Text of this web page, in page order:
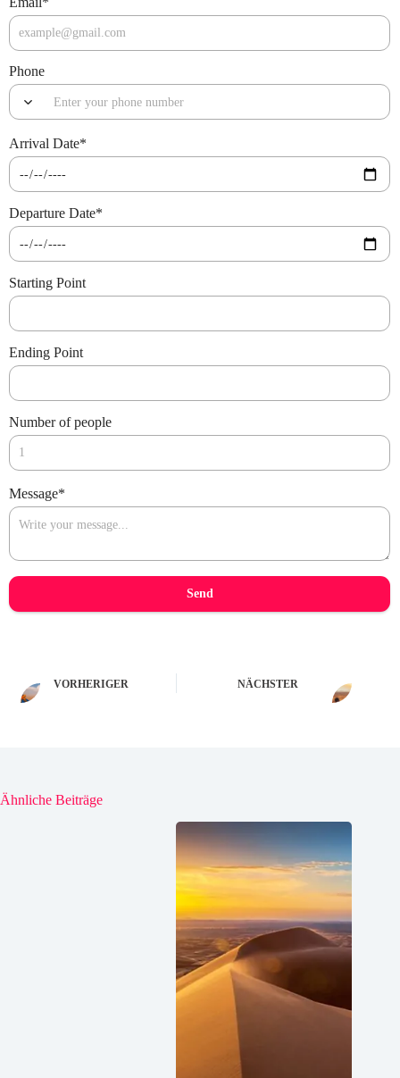
Phone
Arrival Date*
Departure Date*
Starting Point
Ending Point
Number of people
Message*
Send
VORHERIGER NÄCHSTER
Ähnliche Beiträge